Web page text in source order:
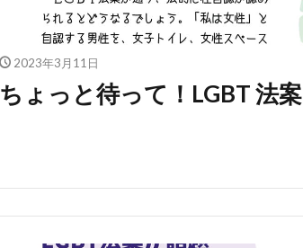
2023年3月11日
ちょっと待って！LGBT 法案